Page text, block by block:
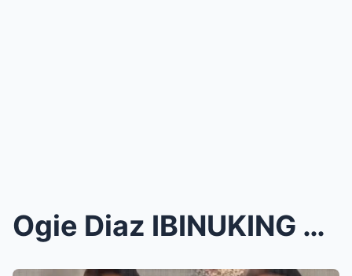
Ogie Diaz IBINUKING ang Madalas na PAGKIKITA ni Da...